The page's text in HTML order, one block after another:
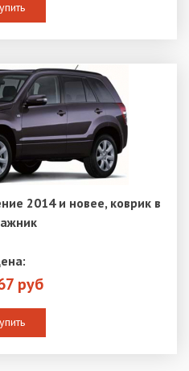
2014 и новее, коврик в
руб